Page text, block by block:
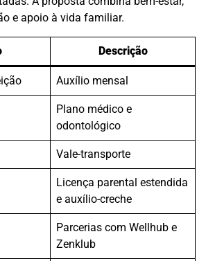
e apoio à vida familiar.
Descrição
Auxílio mensal
Plano médico e
odontológico
Vale-transporte
Licença parental estendida
e auxílio-creche
Parcerias com Wellhub e
Zenklub